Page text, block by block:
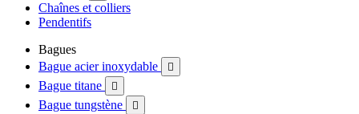
Chaînes et colliers
Pendentifs
Bagues
Bague acier inoxydable

Bague titane 
Bague tungstène 